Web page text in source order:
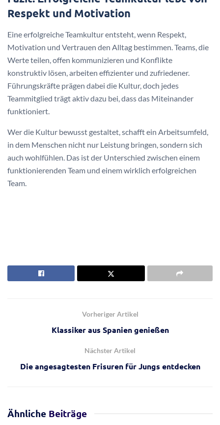
Respekt und Motivation
Eine erfolgreiche Teamkultur entsteht, wenn Respekt,
Motivation und Vertrauen den Alltag bestimmen. Teams, die
Werte teilen, offen kommunizieren und Konflikte
konstruktiv lösen, arbeiten effizienter und zufriedener.
Führungskräfte prägen dabei die Kultur, doch jedes
Teammitglied trägt aktiv dazu bei, dass das Miteinander
funktioniert.
Wer die Kultur bewusst gestaltet, schafft ein Arbeitsumfeld,
in dem Menschen nicht nur Leistung bringen, sondern sich
auch wohlfühlen. Das ist der Unterschied zwischen einem
funktionierenden Team und einem wirklich erfolgreichen
Team.
Vorheriger Artikel
Klassiker aus Spanien genießen
Nächster Artikel
Die angesagtesten Frisuren für Jungs entdecken
Ähnliche Beiträge